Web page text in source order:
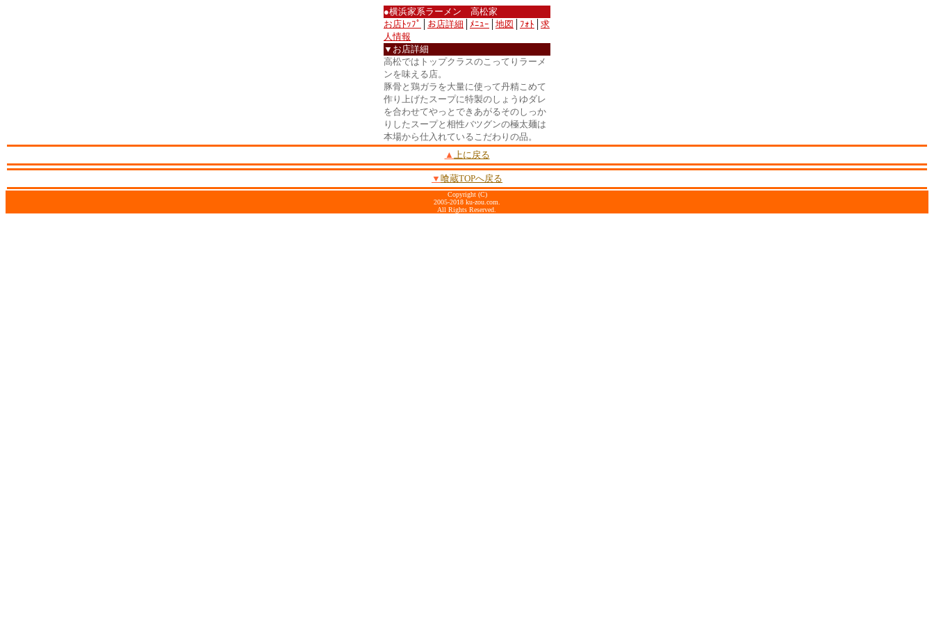
●横浜家系ラーメン 高松家
お店ﾄｯﾌﾟ
お店詳細 ﾒﾆｭｰ 地図 ﾌｫﾄ
求
人情報
▼お店詳細
高松ではトップクラスのこってりラーメ
ンを味える店。
豚骨と鶏ガラを大量に使って丹精こめて
作り上げたスープに特製のしょうゆダレ
を合わせてやっとできあがるそのしっか
りしたスープと相性バツグンの極太麺は
本場から仕入れているこだわりの品。
▲ 上に戻る
▼ 喰蔵TOPへ戻る
Copyright (C)
2005-2018 ku-zou.com.
All Rights Reserved.